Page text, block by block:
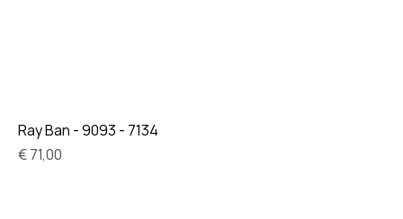
Ray Ban - 9093 - 7134
Prijs
€ 71,00